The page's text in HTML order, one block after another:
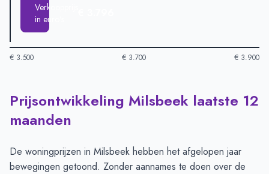
Verkoopprijs
in euro's
€ 3.500 € 3.700 € 3.900
Huizenprijzen in Milsbeek per m2-Afgelopen 3 maanden (per
Type
Vraagprijs in euro's
Prijsontwikkeling Milsbeek laatste 12
maanden
De woningprijzen in Milsbeek hebben het afgelopen jaar
bewegingen getoond. Zonder aannames te doen over de